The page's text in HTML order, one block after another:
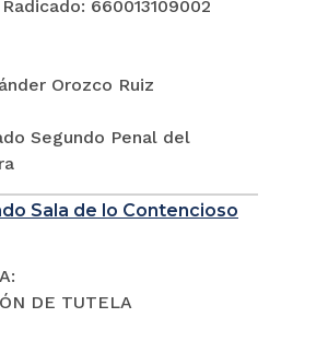
660013109002
Orozco Ruiz
Segundo Penal del
Sala de lo Contencioso
DE TUTELA